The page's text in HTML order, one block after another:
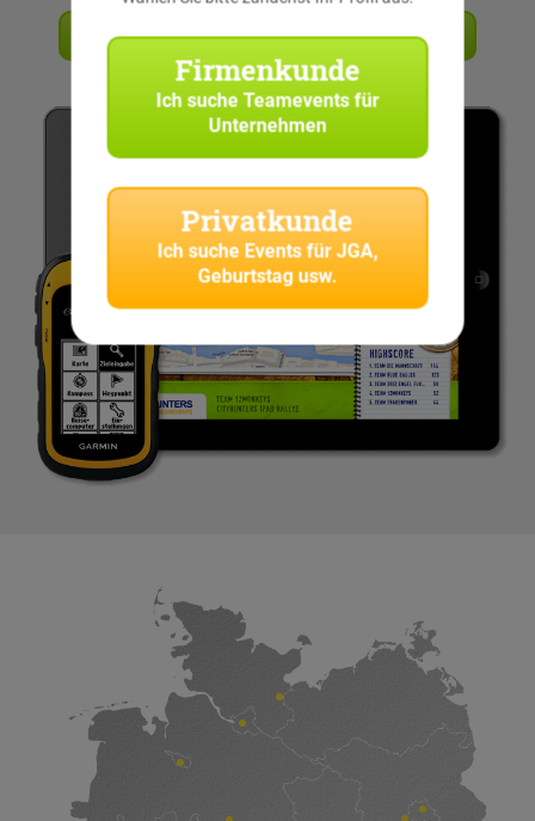
Angebot anfordern
Firmenkunde
Ich sucheTeamevents für
Unternehmen
Privatkunde
Ich suche Events für JGA,
Geburtstag usw.